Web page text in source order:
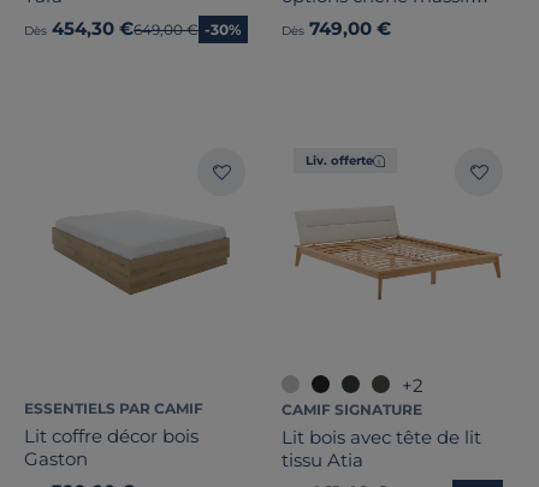
Dès 454,30 €Ancien prix
649,00 € -30%
Charly
Dès 749,00 €
ESSENTIELS PAR CAMIF
Lit coffre décor bois
Gaston
Liv. offerte
+2
CAMIF SIGNATURE
Lit bois avec tête de lit
tissu Atia